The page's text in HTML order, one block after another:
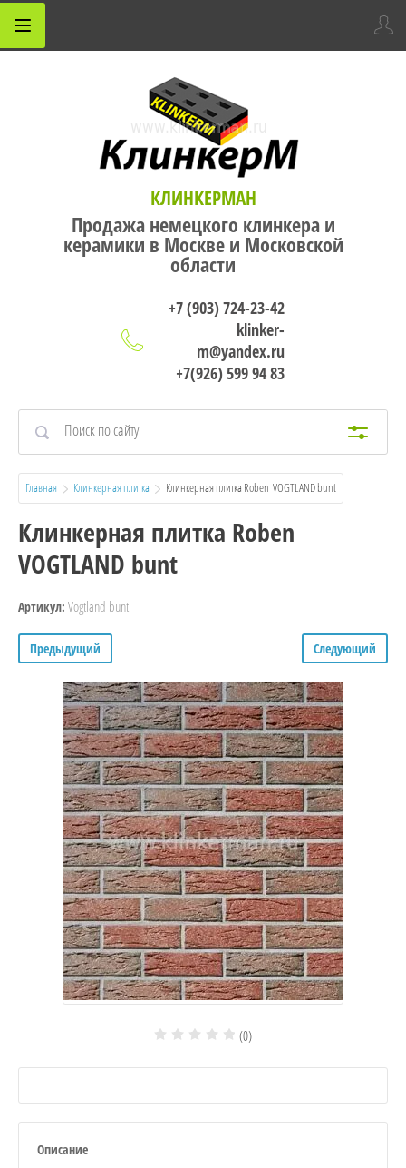
КЛИНКЕРМАН
Продажа немецкого клинкера и
керамики в Москве и Московской
области
+7 (903) 724-23-42
klinker-
m@yandex.ru
+7(926) 599 94 83
Главная Клинкерная плитка
  Клинкерная плитка Roben  VOGTLAND bunt
Клинкерная плитка Roben
VOGTLAND bunt
Артикул: Vogtland bunt
Предыдущий Следующий
(0)
Описание